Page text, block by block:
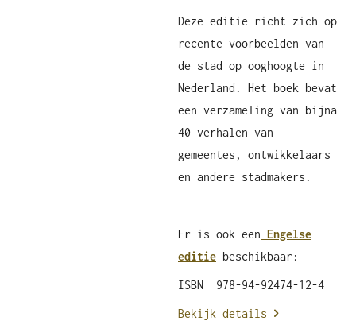
Deze editie richt zich op
recente voorbeelden van
de stad op ooghoogte in
Nederland. Het boek bevat
een verzameling van bijna
40 verhalen van
gemeentes, ontwikkelaars
en andere stadmakers.
Er is ook een Engelse
editie beschikbaar:
ISBN 978-94-92474-12-4
Bekijk details